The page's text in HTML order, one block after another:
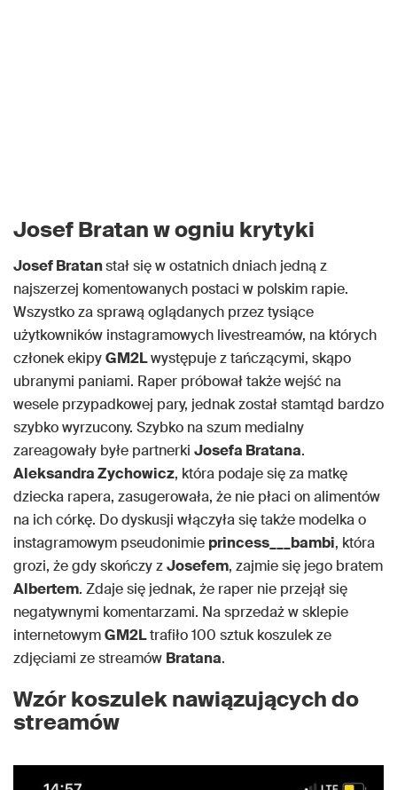
Josef Bratan w ogniu krytyki
Josef Bratanstał się w ostatnich dniach jedną z
najszerzej komentowanych postaci w polskim rapie.
Wszystko za sprawą oglądanych przez tysiące
użytkowników instagramowych livestreamów, na których
członek ekipyGM2Lwystępuje z tańczącymi, skąpo
ubranymi paniami. Raper próbował także wejść na
wesele przypadkowej pary, jednak został stamtąd bardzo
szybko wyrzucony. Szybko na szum medialny
zareagowały byłe partnerki Josefa Bratana.
Aleksandra Zychowicz, która podaje się za matkę
dziecka rapera, zasugerowała, że nie płaci on alimentów
na ich córkę. Do dyskusji włączyła się także modelka o
instagramowym pseudonimie princess___bambi, która
grozi, że gdy skończy zJosefem, zajmie się jego bratem
Albertem. Zdaje się jednak, że raper nie przejął się
negatywnymi komentarzami. Na sprzedaż w sklepie
internetowymGM2Ltrafiło 100 sztuk koszulek ze
zdjęciami ze streamów Bratana.
Wzór koszulek nawiązujących do
streamów